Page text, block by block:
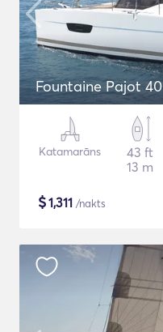
Fountaine Pajot 40
Katamarāns
43 ft
13 m
$1,311 /nakts